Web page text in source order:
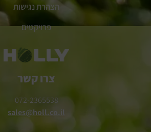
הצהרת נגישות
פרויקטים
צרו קשר
072-2365538
sales@holl.co.il